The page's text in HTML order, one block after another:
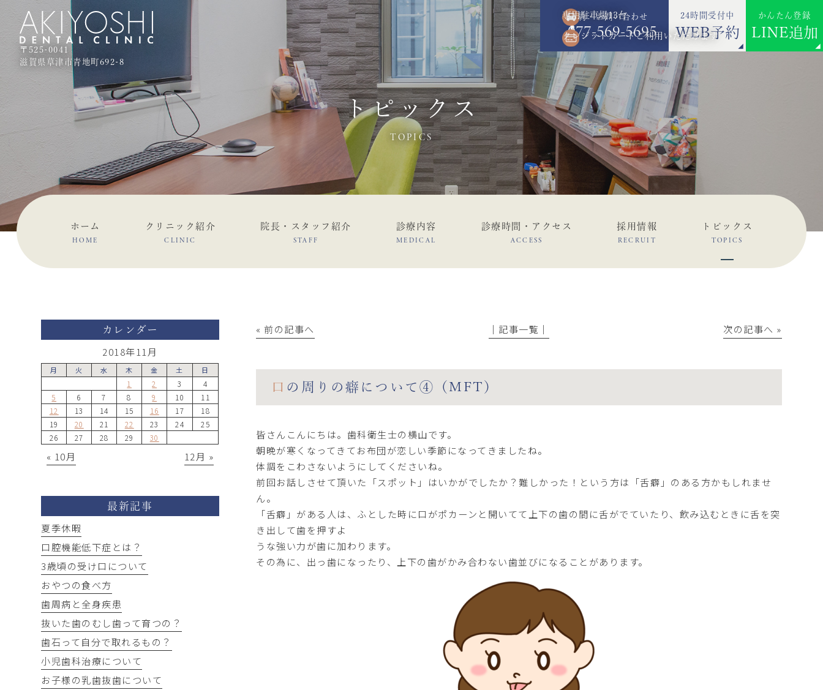
〒525-0041
滋賀県草津市青地町692-8
ご予約・お問い合わせ
077-569-5695
24時間受付中
WEB予約
かんたん登録
LINE追加
専用駐車場13台
クレジットカードご利用いただけます
トピックス
TOPICS
ホーム
HOME
クリニック紹介
CLINIC
院長・スタッフ紹介
STAFF
診療内容
MEDICAL
診療時間・アクセス
ACCESS
採用情報
RECRUIT
トピックス
TOPICS
« 前の記事へ │記事一覧│ 次の記事へ »
口の周りの癖について④（MFT）
皆さんこんにちは。歯科衛生士の横山です。
朝晩が寒くなってきてお布団が恋しい季節になってきましたね。
体調をこわさないようにしてくださいね。
前回お話しさせて頂いた「スポット」はいかがでしたか？難しかった！という方は「舌癖」のある方かもしれませ
ん。
「舌癖」がある人は、ふとした時に口がポカーンと開いてて上下の歯の間に舌がでていたり、飲み込むときに舌を突
き出して歯を押すよ
うな強い力が歯に加わります。
その為に、出っ歯になったり、上下の歯がかみ合わない歯並びになることがあります。
カレンダー
2018年11月
月 火 水 木 金 土 日
1 2 3
4
5
6 7 8 9 10
11
12
13 14 15 16 17
18
19
20 21 22 23 24
25
26
27 28 29 30
« 10月 12月 »
最新記事
夏季休暇
口腔機能低下症とは？
3歳頃の受け口について
おやつの食べ方
歯周病と全身疾患
抜いた歯のむし歯って育つの？
歯石って自分で取れるもの？
小児歯科治療について
お子様の乳歯抜歯について